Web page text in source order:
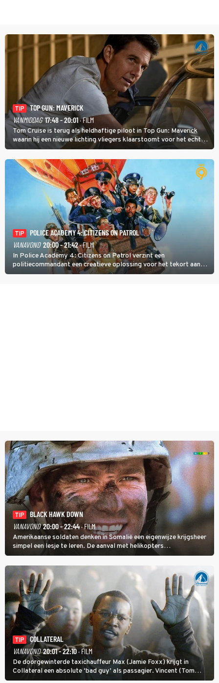
TIP
TOP GUN: MAVERICK
VANMIDDAG 17:48 - 20:01· FILM
Tom Cruise is terug als heldhaftige piloot in Top Gun: Maverick
waarin hij een nieuwe lichting vliegers klaarstoomt voor het echte
werk.
TIP
POLICE ACADEMY 4: CITIZENS ON PATROL
VANAVOND 20:00 - 21:42· FILM
In Police Academy 4: Citizens on Patrol verzint een
politiecommandant een creatieve oplossing voor het tekort aan
agenten.
TIP
BLACK HAWK DOWN
VANAVOND 20:00 - 22:44· FILM
Amerikaanse soldaten denken in Somalië een eigenwijze krijgsheer
simpel een lesje te leren. De aanval met helikopters
verloopt in Black Hawk down dramatisch.
TIP
COLLATERAL
VANAVOND 20:01 - 22:10· FILM
De doorgewinterde taxichauffeur Max (Jamie Foxx) krijgt in
Collateral een absolute ‘bad guy’ als passagier. Vincent (Tom
Cruise) heeft hem nodig om hem de stad door te loodsen om een